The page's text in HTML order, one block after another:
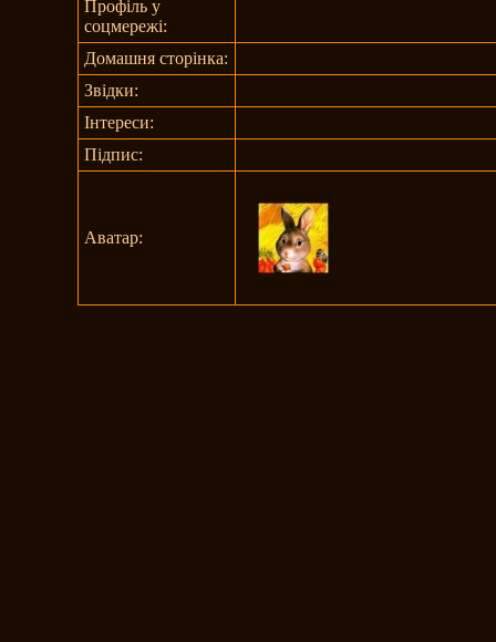
Профіль у
соцмережі:
Домашня сторінка:
Звідки:
Інтереси:
Підпис:
Аватар: